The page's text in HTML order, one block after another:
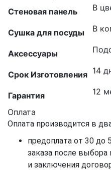
Стеновая панель В
Сушка для посуды В
Аксессуары
Срок Изготовления 14
Гарантия 12
Оплата
Оплата производится в
предоплата от 30 до
заказа после
и заключения